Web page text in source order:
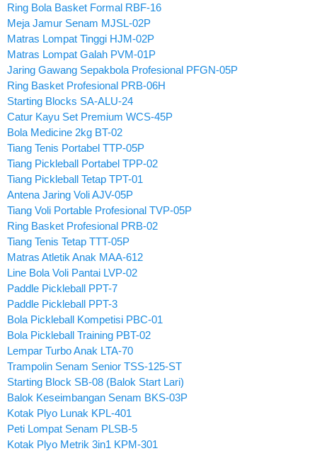
Ring Bola Basket Formal RBF-16
Meja Jamur Senam MJSL-02P
Matras Lompat Tinggi HJM-02P
Matras Lompat Galah PVM-01P
Jaring Gawang Sepakbola Profesional PFGN-05P
Ring Basket Profesional PRB-06H
Starting Blocks SA-ALU-24
Catur Kayu Set Premium WCS-45P
Bola Medicine 2kg BT-02
Tiang Tenis Portabel TTP-05P
Tiang Pickleball Portabel TPP-02
Tiang Pickleball Tetap TPT-01
Antena Jaring Voli AJV-05P
Tiang Voli Portable Profesional TVP-05P
Ring Basket Profesional PRB-02
Tiang Tenis Tetap TTT-05P
Matras Atletik Anak MAA-612
Line Bola Voli Pantai LVP-02
Paddle Pickleball PPT-7
Paddle Pickleball PPT-3
Bola Pickleball Kompetisi PBC-01
Bola Pickleball Training PBT-02
Lempar Turbo Anak LTA-70
Trampolin Senam Senior TSS-125-ST
Starting Block SB-08 (Balok Start Lari)
Balok Keseimbangan Senam BKS-03P
Kotak Plyo Lunak KPL-401
Peti Lompat Senam PLSB-5
Kotak Plyo Metrik 3in1 KPM-301